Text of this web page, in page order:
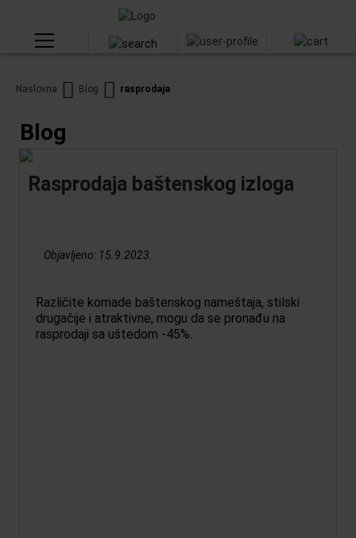
Naslovna Blog rasprodaja
Blog
Rasprodaja baštenskog izloga
Objavljeno: 15.9.2023.
Različite komade baštenskog nameštaja, stilski
drugačije i atraktivne, mogu da se pronađu na
rasprodaji sa uštedom -45%.